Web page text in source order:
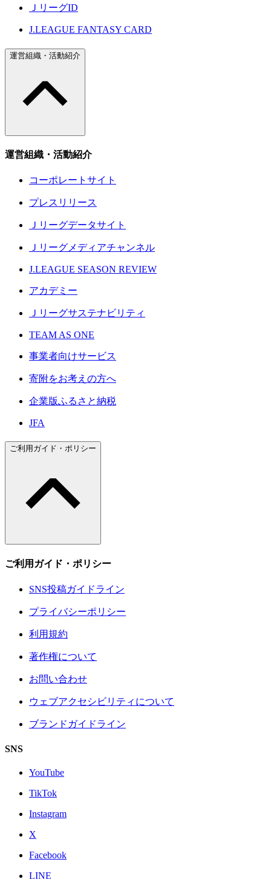
ＪリーグID
J.LEAGUE FANTASY CARD
運営組織・活動紹介
運営組織・活動紹介
コーポレートサイト
プレスリリース
Ｊリーグデータサイト
Ｊリーグメディアチャンネル
J.LEAGUE SEASON REVIEW
アカデミー
Ｊリーグサステナビリティ
TEAM AS ONE
事業者向けサービス
寄附をお考えの方へ
企業版ふるさと納税
JFA
ご利用ガイド・ポリシー
ご利用ガイド・ポリシー
SNS投稿ガイドライン
プライバシーポリシー
利用規約
著作権について
お問い合わせ
ウェブアクセシビリティについて
ブランドガイドライン
SNS
YouTube
TikTok
Instagram
X
Facebook
LINE